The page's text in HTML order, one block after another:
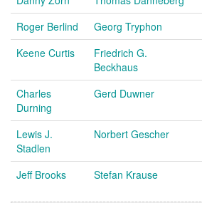
Roger Berlind
Georg Tryphon
Keene Curtis
Friedrich G.
Beckhaus
Charles
Durning
Gerd Duwner
Lewis J.
Stadlen
Norbert Gescher
Jeff Brooks Stefan Krause